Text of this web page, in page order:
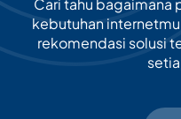
Cari tahu bagaimana
kebutuhan
rekomendasi solusi